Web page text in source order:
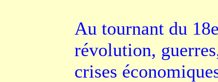
Au tournant du
révolution,
crises